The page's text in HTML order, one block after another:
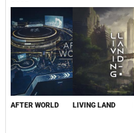
AFTER WORLD LIVING LAND